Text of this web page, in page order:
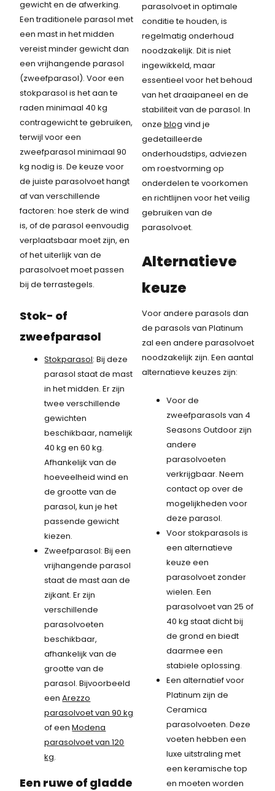
gewicht en de afwerking.
Een traditionele parasol met
een mast in het midden
vereist minder gewicht dan
een vrijhangende parasol
(zweefparasol). Voor een
stokparasol is het aan te
raden minimaal 40 kg
contragewicht te gebruiken,
terwijl voor een
zweefparasol minimaal 90
kg nodig is. De keuze voor
de juiste parasolvoet hangt
af van verschillende
factoren: hoe sterk de wind
is, of de parasol eenvoudig
verplaatsbaar moet zijn, en
of het uiterlijk van de
parasolvoet moet passen
bij de terrastegels.
Stok- of
zweefparasol
Stokparasol: Bij deze
parasol staat de mast
in het midden. Er zijn
twee verschillende
gewichten
beschikbaar, namelijk
40 kg en 60 kg.
Afhankelijk van de
hoeveelheid wind en
de grootte van de
parasol, kun je het
passende gewicht
kiezen.
Zweefparasol: Bij een
vrijhangende parasol
staat de mast aan de
zijkant. Er zijn
verschillende
parasolvoeten
beschikbaar,
afhankelijk van de
grootte van de
parasol. Bijvoorbeeld
eenArezzo
parasolvoet van 90 kg
of eenModena
parasolvoet van 120
kg.
Een ruwe of gladde
parasolvoet in optimale
conditie te houden, is
regelmatig onderhoud
noodzakelijk. Dit is niet
ingewikkeld, maar
essentieel voor het behoud
van het draaipaneel en de
stabiliteit van de parasol. In
onze blog vind je
gedetailleerde
onderhoudstips, adviezen
om roestvorming op
onderdelen te voorkomen
en richtlijnen voor het veilig
gebruiken van de
parasolvoet.
Alternatieve
keuze
Voor andere parasols dan
de parasols van Platinum
zal een andere parasolvoet
noodzakelijk zijn. Een aantal
alternatieve keuzes zijn:
Voor de
zweefparasols van 4
Seasons Outdoor zijn
andere
parasolvoeten
verkrijgbaar. Neem
contact op over de
mogelijkheden voor
deze parasol.
Voor stokparasols is
een alternatieve
keuze een
parasolvoet zonder
wielen. Een
parasolvoet van 25 of
40 kg staat dicht bij
de grond en biedt
daarmee een
stabiele oplossing.
Een alternatief voor
Platinum zijn de
Ceramica
parasolvoeten. Deze
voeten hebben een
luxe uitstraling met
een keramische top
en moeten worden